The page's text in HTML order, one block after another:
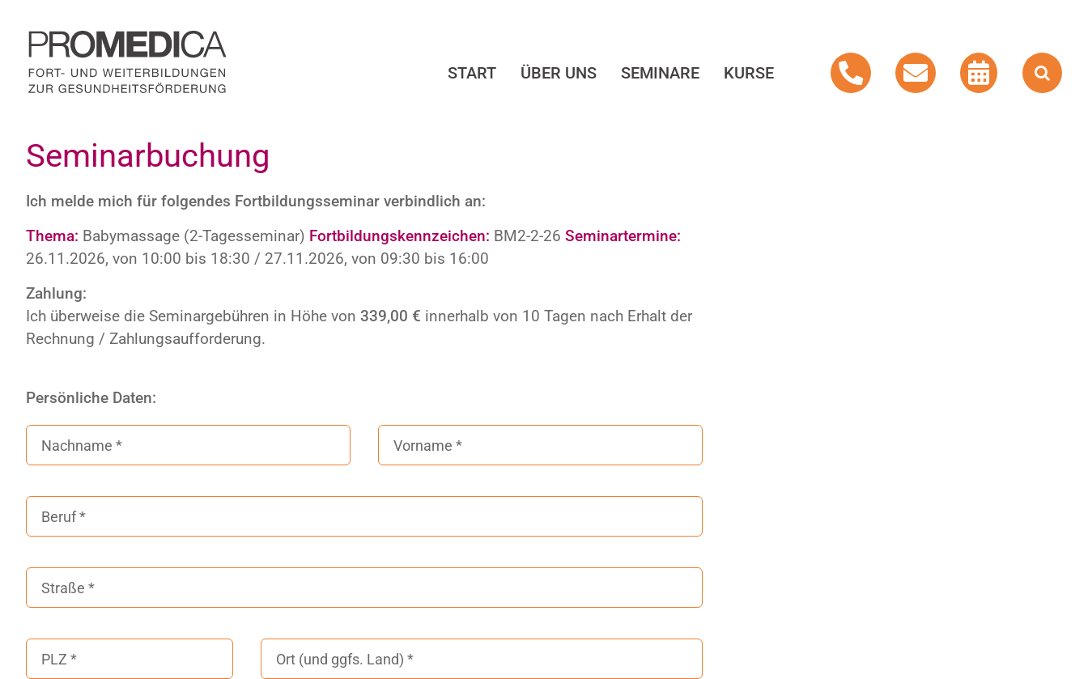
Inhalt
springen
START ÜBER UNS SEMINARE KURSE
Seminarbuchung
Ich melde mich für folgendes Fortbildungsseminar verbindlich an:
Thema: Babymassage (2-Tagesseminar) Fortbildungskennzeichen: BM2-2-26 Seminartermine:
26.11.2026, von 10:00 bis 18:30 / 27.11.2026, von 09:30 bis 16:00
Zahlung:
Ich überweise die Seminargebühren in Höhe von 339,00 € innerhalb von 10 Tagen nach Erhalt der
Rechnung / Zahlungsaufforderung.
Persönliche Daten: